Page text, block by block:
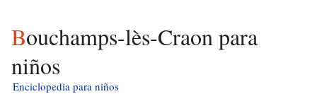
Bouchamps-lès-Craon para
niños
Enciclopedia para niños